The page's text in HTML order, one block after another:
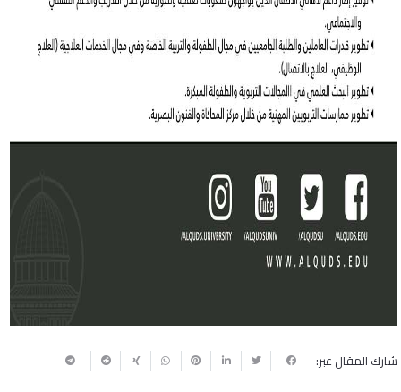
شارك المقال عبر: